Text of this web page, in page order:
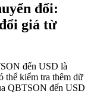
đổi:
giá từ
đến USD là
thể kiểm tra thêm dữ
QBTSON đến USD